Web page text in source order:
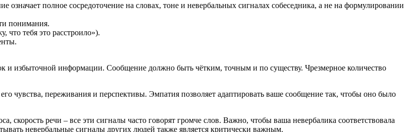
полное сосредоточение на словах, тоне и невербальных сигналах собеседника, а не на формулировании
понимания.
что тебя это расстроило»).
и избыточной информации. Сообщение должно быть чётким, точным и по существу. Чрезмерное количество
чувства, переживания и перспективы. Эмпатия позволяет адаптировать ваше сообщение так, чтобы оно было
скорость речи – все эти сигналы часто говорят громче слов. Важно, чтобы ваша невербалика соответствовала
невербальные сигналы других людей также является критически важным.